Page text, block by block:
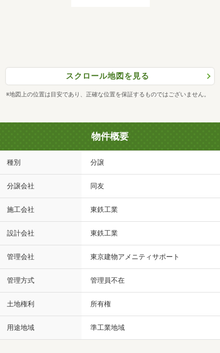
スクロール地図を見る
※地図上の位置は目安であり、正確な位置を保証するものではございません。
物件概要
種別 分譲
分譲会社 同友
施工会社 東鉄工業
設計会社 東鉄工業
管理会社 東京建物アメニティサポート
管理方式 管理員不在
土地権利 所有権
用途地域 準工業地域